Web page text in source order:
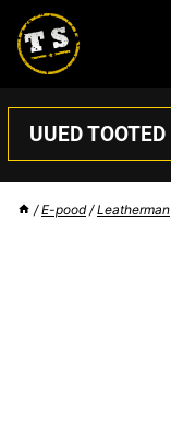
content
UUED TOOTED
/ E-pood / Leatherman